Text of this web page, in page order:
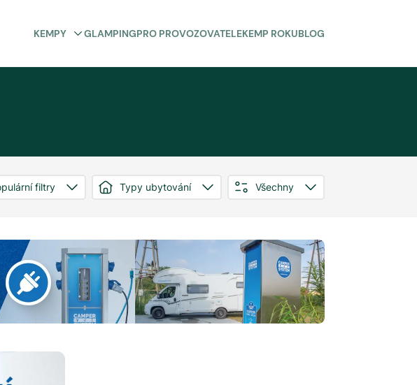
KEMPY GLAMPINGPRO PROVOZOVATELEKEMP ROKUBLOG
filtry Typy ubytování Všechny